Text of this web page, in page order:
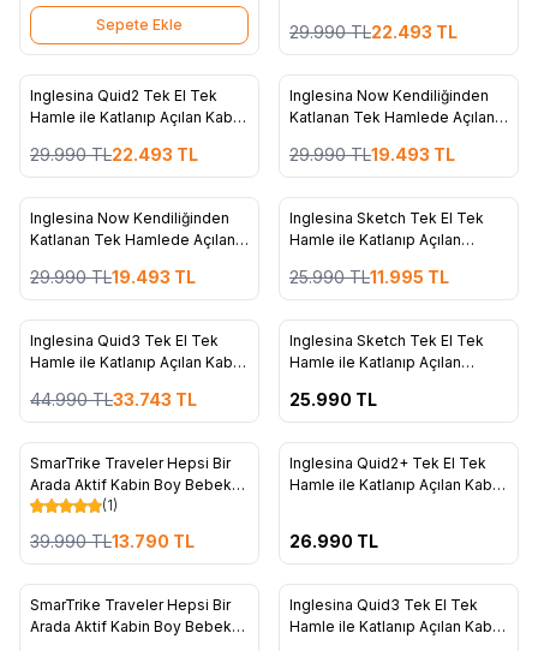
Green
Sepete Ekle 29.990TL22.493 TL
%25
Favorilere Ekle
3
Inglesina Quid2 Tek El Tek
Hamle ile Katlanıp Açılan Kabin
Koleksiyon - Animalier Grey
29.990TL22.493 TL
%35
Favorilere Ekle
4
Tükendi
Inglesina Now Kendiliğinden
Katlanan Tek Hamlede Açılan
Splash Blue
29.990TL19.493 TL
%35
Favorilere Ekle
4
Inglesina Now Kendiliğinden
Katlanan Tek Hamlede Açılan
Shot Beige
29.990TL19.493 TL
%54
Favorilere Ekle
4
Tükendi
Inglesina Sketch Tek El Tek
Hamle ile Katlanıp Açılan
25.990TL11.995 TL
%25
Favorilere Ekle
6
Inglesina Quid3 Tek El Tek
Hamle ile Katlanıp Açılan Kabin
44.990TL33.743 TL
Favorilere Ekle
4
Tükendi
Inglesina Sketch Tek El Tek
Hamle ile Katlanıp Açılan
25.990 TL
%66
Favorilere Ekle
4
SmarTrike Traveler Hepsi Bir
Arada Aktif Kabin Boy Bebek
Arabası ve Bisiklet (6 Ay – 4
HASARLI
(1)
39.990TL13.790 TL
Favorilere Ekle
5
Tükendi
Inglesina Quid2+ Tek El Tek
Hamle ile Katlanıp Açılan Kabin
26.990 TL
%63
Favorilere Ekle
4
SmarTrike Traveler Hepsi Bir
Arada Aktif Kabin Boy Bebek
%25
Favorilere Ekle
6
Tükendi
Inglesina Quid3 Tek El Tek
Hamle ile Katlanıp Açılan Kabin